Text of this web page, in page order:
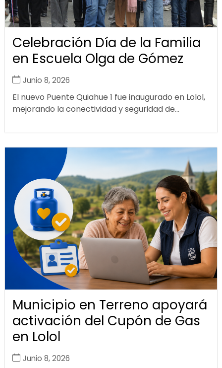
Celebración Día de la Familia
en Escuela Olga de Gómez
Junio 8, 2026
El nuevo Puente Quiahue 1 fue inaugurado en Lolol,
mejorando la conectividad y seguridad de...
Municipio en Terreno apoyará
activación del Cupón de Gas
en Lolol
Junio 8, 2026